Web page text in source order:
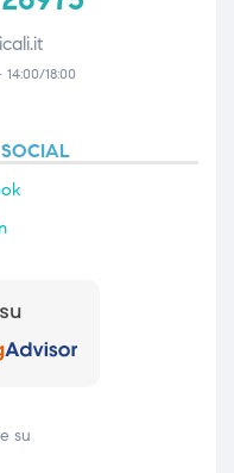
18:00
su